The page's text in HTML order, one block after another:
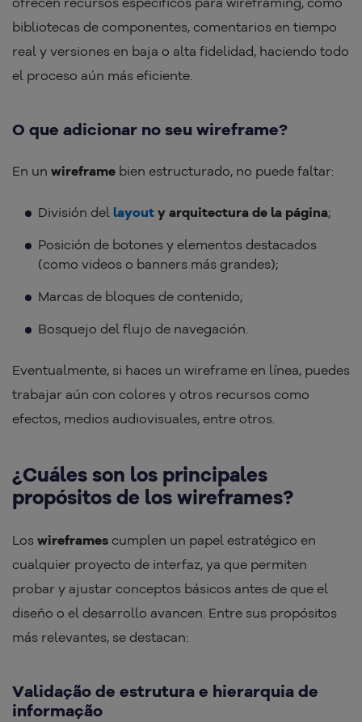
bibliotecas de componentes, comentarios en tiempo
real y versiones en baja o alta fidelidad, haciendo todo
el proceso aún más eficiente.
O que adicionar no seu wireframe?
En un wireframe bien estructurado, no puede faltar:
División del layout y arquitectura de la página;
Posición de botones y elementos destacados
(como videos o banners más grandes);
Marcas de bloques de contenido;
Bosquejo del flujo de navegación.
Eventualmente, si haces un wireframe en línea, puedes
trabajar aún con colores y otros recursos como
efectos, medios audiovisuales, entre otros.
¿Cuáles son los principales
propósitos de los wireframes?
Los wireframes cumplen un papel estratégico en
cualquier proyecto de interfaz, ya que permiten
probar y ajustar conceptos básicos antes de que el
diseño o el desarrollo avancen. Entre sus propósitos
más relevantes, se destacan:
Validação de estrutura e hierarquia de
informação